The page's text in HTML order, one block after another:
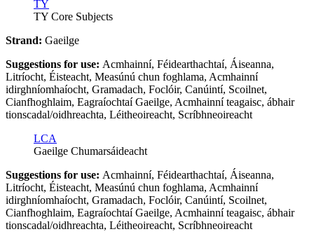
TY
TY Core Subjects
Strand: Gaeilge
Suggestions for use: Acmhainní, Féidearthachtaí, Áiseanna,
Litríocht, Éisteacht, Measúnú chun foghlama, Acmhainní
idirghníomhaíocht, Gramadach, Foclóir, Canúintí, Scoilnet,
Cianfhoghlaim, Eagraíochtaí Gaeilge, Acmhainní teagaisc, ábhair
tionscadal/oidhreachta, Léitheoireacht, Scríbhneoireacht
LCA
Gaeilge Chumarsáideacht
Suggestions for use: Acmhainní, Féidearthachtaí, Áiseanna,
Litríocht, Éisteacht, Measúnú chun foghlama, Acmhainní
idirghníomhaíocht, Gramadach, Foclóir, Canúintí, Scoilnet,
Cianfhoghlaim, Eagraíochtaí Gaeilge, Acmhainní teagaisc, ábhair
tionscadal/oidhreachta, Léitheoireacht, Scríbhneoireacht